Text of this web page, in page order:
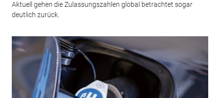
Aktuell gehen die Zulassungszahlen global betrachtet sogar
deutlich zurück.